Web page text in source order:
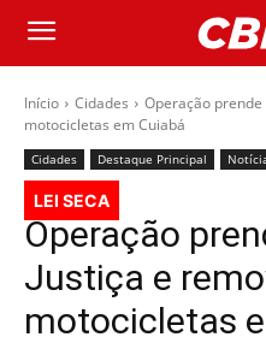
Início Cidades
Operação
motocicletas em Cuiabá
Cidades Destaque Principal
LEI SECA
Operação
Justiça e
motocicletas